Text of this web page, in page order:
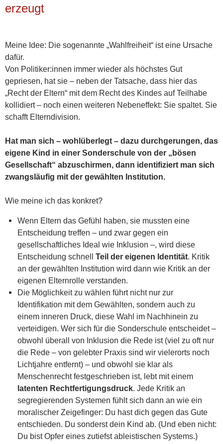
erzeugt
Meine Idee: Die sogenannte „Wahlfreiheit“ ist eine Ursache
dafür.
Von Politiker:innen immer wieder als höchstes Gut
gepriesen, hat sie – neben der Tatsache, dass hier das
„Recht der Eltern“ mit dem Recht des Kindes auf Teilhabe
kollidiert – noch einen weiteren Nebeneffekt: Sie spaltet. Sie
schafft Elterndivision.
Hat man sich – wohlüberlegt – dazu durchgerungen, das
eigene Kind in einer Sonderschule von der „bösen
Gesellschaft“ abzuschirmen, dann identifiziert man sich
zwangsläufig mit der gewählten Institution.
Wie meine ich das konkret?
Wenn Eltern das Gefühl haben, sie mussten eine
Entscheidung treffen – und zwar gegen ein
gesellschaftliches Ideal wie Inklusion –, wird diese
Entscheidung schnell Teil der eigenen Identität. Kritik
an der gewählten Institution wird dann wie Kritik an der
eigenen Elternrolle verstanden.
Die Möglichkeit zu wählen führt nicht nur zur
Identifikation mit dem Gewählten, sondern auch zu
einem inneren Druck, diese Wahl im Nachhinein zu
verteidigen. Wer sich für die Sonderschule entscheidet –
obwohl überall von Inklusion die Rede ist (viel zu oft nur
die Rede – von gelebter Praxis sind wir vielerorts noch
Lichtjahre entfernt) – und obwohl sie klar als
Menschenrecht festgeschrieben ist, lebt mit einem
latenten Rechtfertigungsdruck. Jede Kritik an
segregierenden Systemen fühlt sich dann an wie ein
moralischer Zeigefinger: Du hast dich gegen das Gute
entschieden. Du sonderst dein Kind ab. (Und eben nicht:
Du bist Opfer eines zutiefst ableistischen Systems.)